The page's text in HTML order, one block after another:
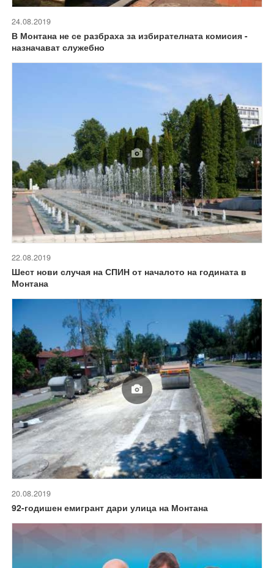
24.08.2019
В Монтана не се разбраха за избирателната комисия -
назначават служебно
22.08.2019
Шест нови случая на СПИН от началото на годината в
Монтана
20.08.2019
92-годишен емигрант дари улица на Монтана